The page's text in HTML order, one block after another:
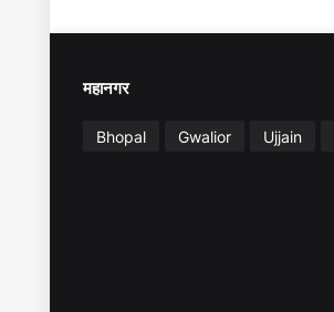
महानगर
Bhopal Gwalior Ujjain